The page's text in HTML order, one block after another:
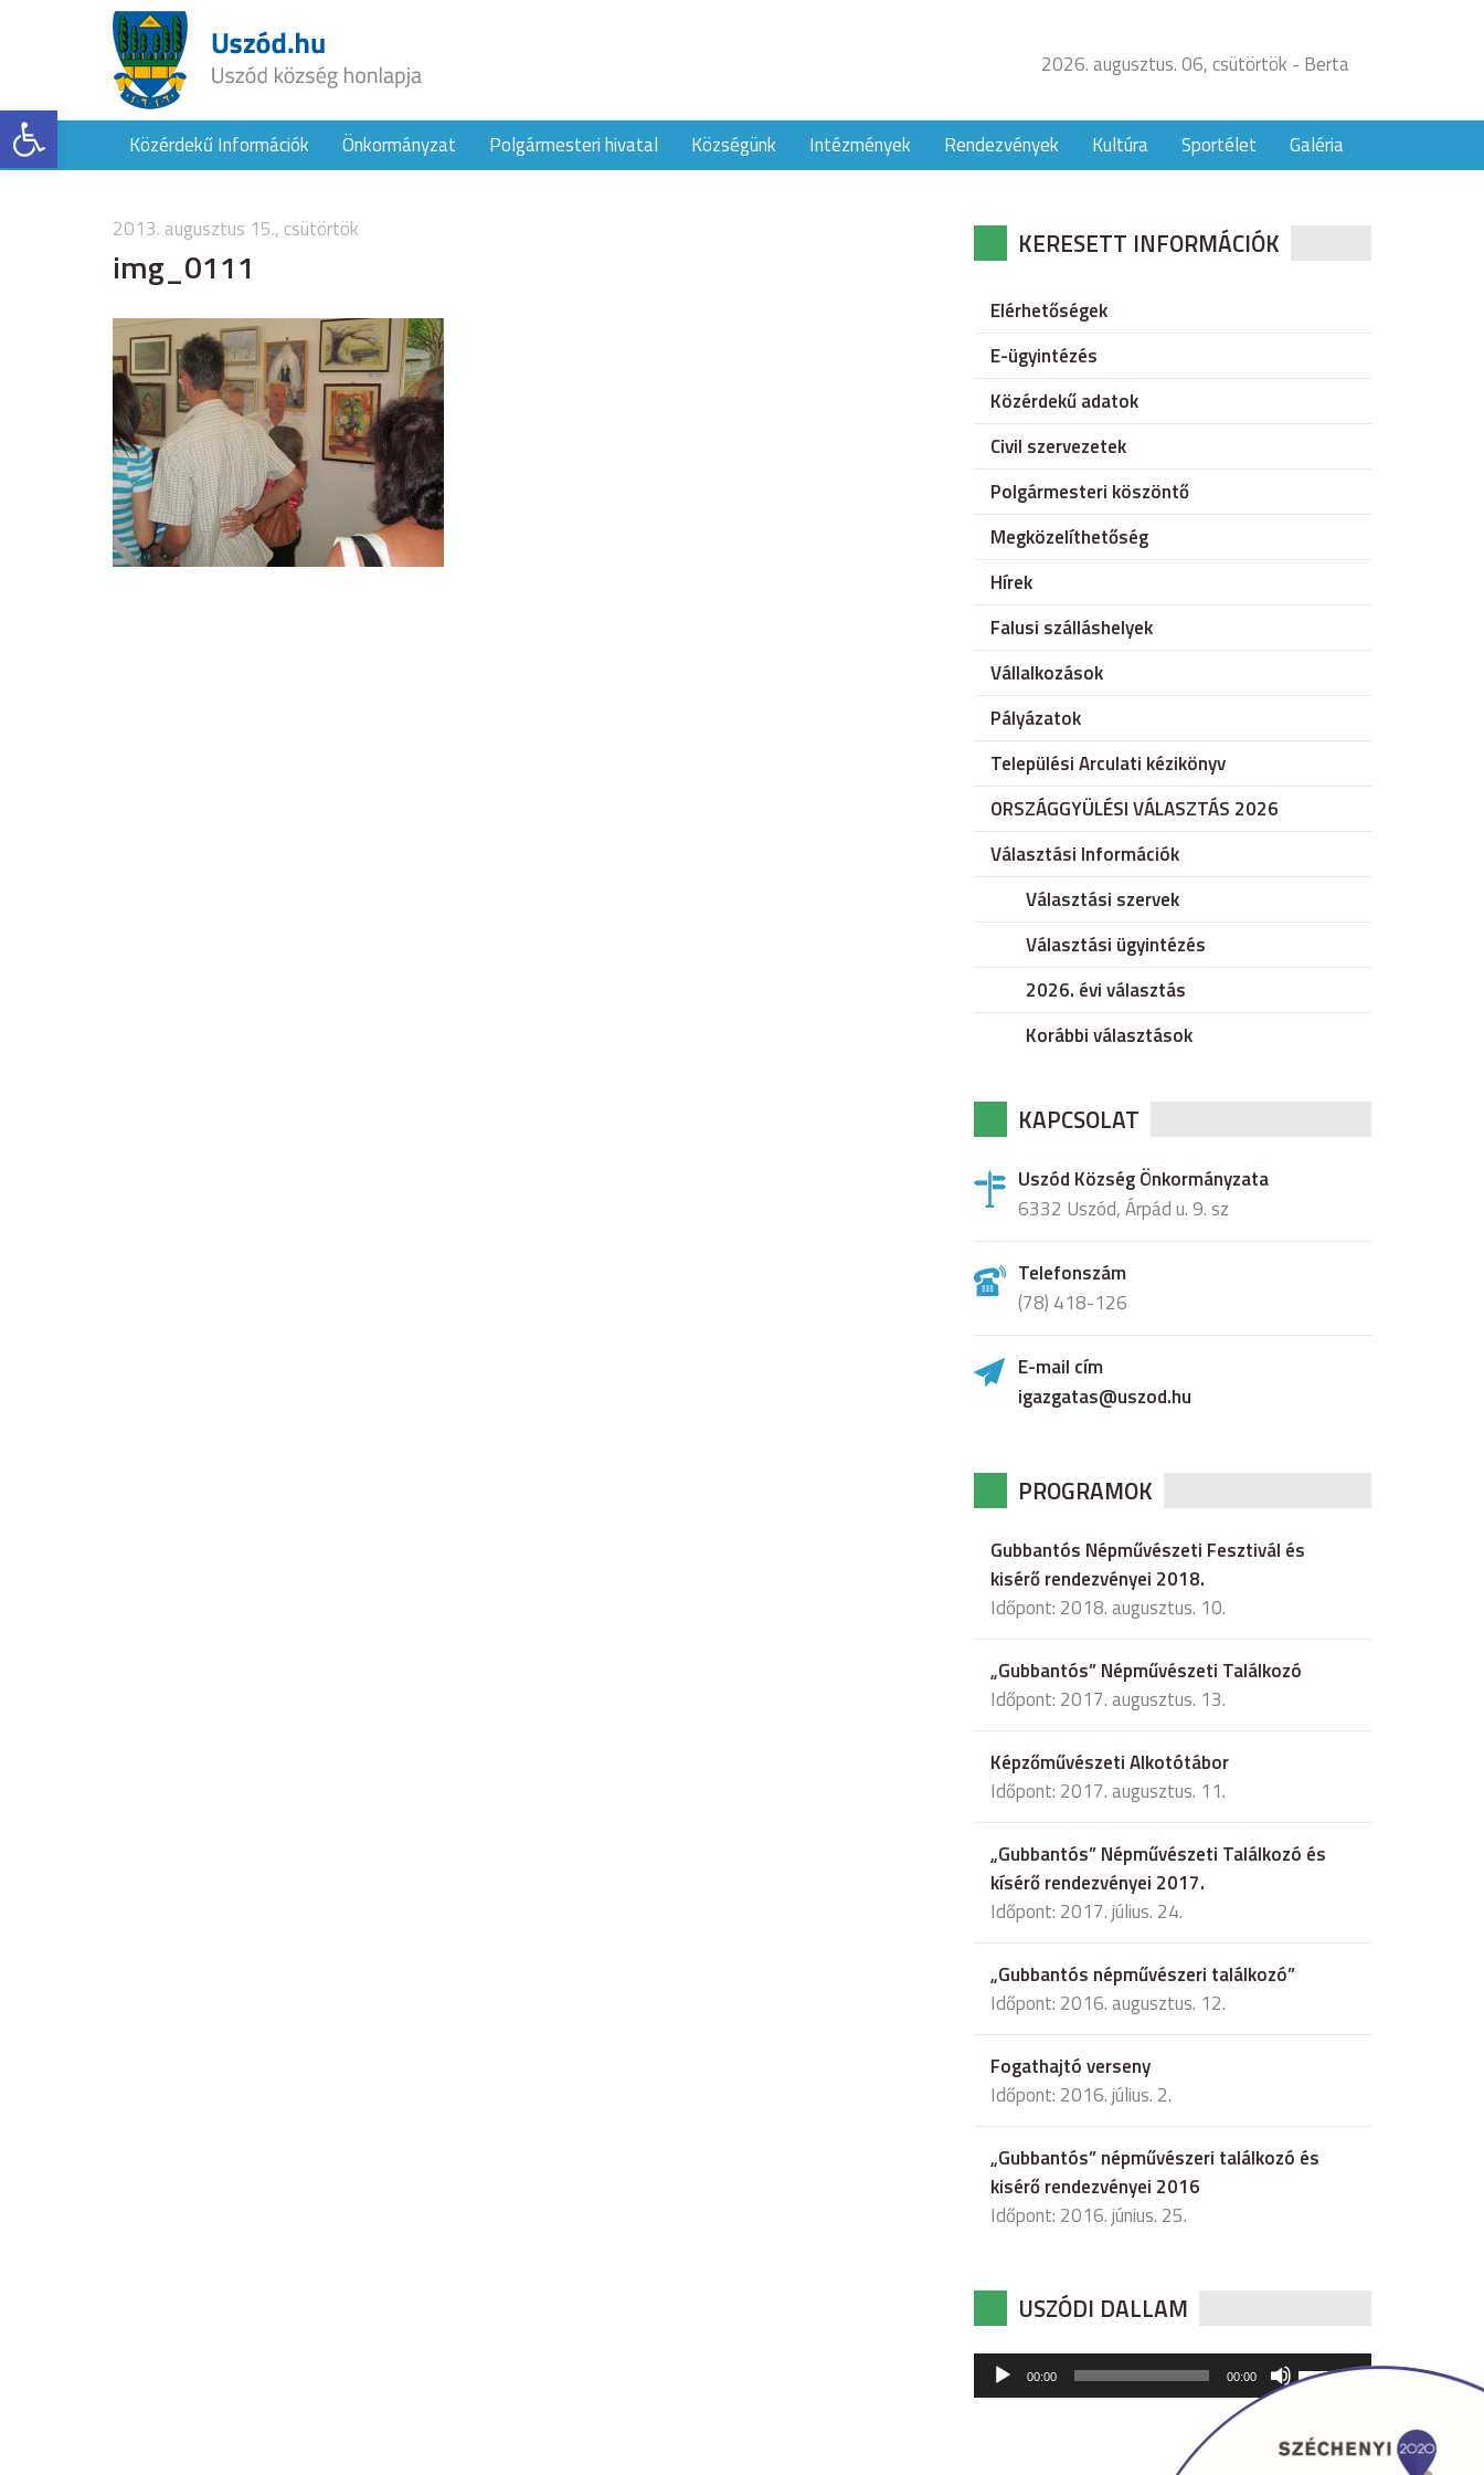
Eszköztár megnyitása
2026. augusztus. 06, csütörtök - Berta
Közérdekű Információk Önkormányzat Polgármesteri hivatal Községünk Intézmények Rendezvények Kultúra Sportélet Galéria
2013. augusztus 15., csütörtök
img_0111 KERESETT INFORMÁCIÓK
Elérhetőségek
E-ügyintézés
Közérdekű adatok
Civil szervezetek
Polgármesteri köszöntő
Megközelíthetőség
Hírek
Falusi szálláshelyek
Vállalkozások
Pályázatok
Települési Arculati kézikönyv
ORSZÁGGYÜLÉSI VÁLASZTÁS 2026
Választási Információk
Választási szervek
Választási ügyintézés
2026. évi választás
Korábbi választások
KAPCSOLAT
Uszód Község Önkormányzata
6332 Uszód, Árpád u. 9. sz
Telefonszám
(78) 418-126
E-mail cím
igazgatas@uszod.hu
PROGRAMOK
Gubbantós Népművészeti Fesztivál és
kisérő rendezvényei 2018.
Időpont: 2018. augusztus. 10.
„Gubbantós” Népművészeti Találkozó
Időpont: 2017. augusztus. 13.
Képzőművészeti Alkotótábor
Időpont: 2017. augusztus. 11.
„Gubbantós” Népművészeti Találkozó és
kísérő rendezvényei 2017.
Időpont: 2017. július. 24.
„Gubbantós népművészeri találkozó”
Időpont: 2016. augusztus. 12.
Fogathajtó verseny
Időpont: 2016. július. 2.
„Gubbantós” népművészeri találkozó és
kisérő rendezvényei 2016
Időpont: 2016. június. 25.
USZÓDI DALLAM
Audió
lejátszó
00:00 00:00
hangerő
csökkentéséhez